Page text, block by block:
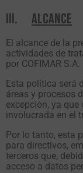
III. ALCANCE
El alcance de la
actividades de
por COFIMAR S.A.
Esta política será
áreas y procesos
excepción, ya
involucrada en el
Por lo tanto, esta
para directivos,
terceros que,
acceso a datos